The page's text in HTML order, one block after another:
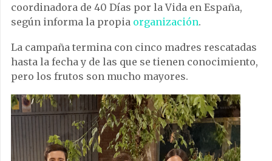
coordinadora de 40 Días por la Vida en España,
según informa la propia organización.
La campaña termina con cinco madres rescatadas
hasta la fecha y de las que se tienen conocimiento,
pero los frutos son mucho mayores.